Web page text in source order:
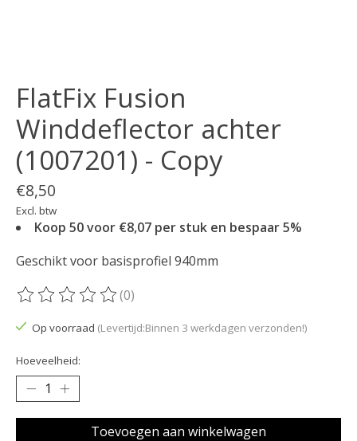
FlatFix Fusion
Winddeflector achter
(1007201) - Copy
€8,50
Excl. btw
Koop 50 voor €8,07 per stuk en bespaar 5%
Geschikt voor basisprofiel 940mm
De beoordeling van dit product is
(0)
Op voorraad (Levertijd:Binnen 3 werkdagen verzonden!)
Hoeveelheid:
Toevoegen aan winkelwagen